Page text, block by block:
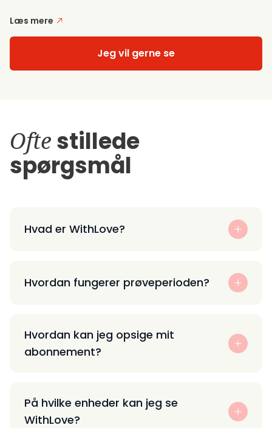
Læs mere
Jeg vil gerne se
Ofte stillede
spørgsmål
Hvad er WithLove?
Hvordan fungerer prøveperioden?
Hvordan kan jeg opsige mit
abonnement?
På hvilke enheder kan jeg se
WithLove?